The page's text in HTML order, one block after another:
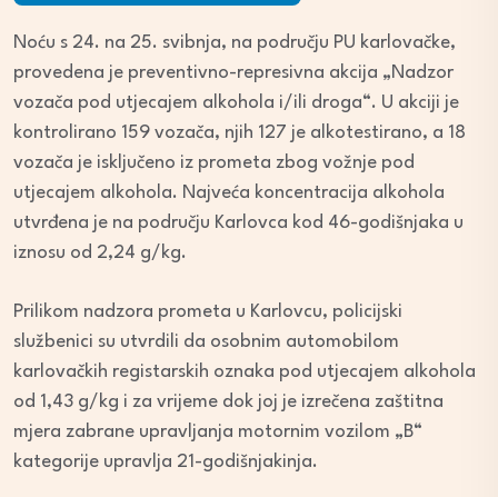
Noću s 24. na 25. svibnja, na području PU karlovačke,
provedena je preventivno-represivna akcija „Nadzor
vozača pod utjecajem alkohola i/ili droga“. U akciji je
kontrolirano 159 vozača, njih 127 je alkotestirano, a 18
vozača je isključeno iz prometa zbog vožnje pod
utjecajem alkohola. Najveća koncentracija alkohola
utvrđena je na području Karlovca kod 46-godišnjaka u
iznosu od 2,24 g/kg.
Prilikom nadzora prometa u Karlovcu, policijski
službenici su utvrdili da osobnim automobilom
karlovačkih registarskih oznaka pod utjecajem alkohola
od 1,43 g/kg i za vrijeme dok joj je izrečena zaštitna
mjera zabrane upravljanja motornim vozilom „B“
kategorije upravlja 21-godišnjakinja.